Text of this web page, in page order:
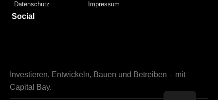
Datenschutz Impressum
Social
Investieren, Entwickeln, Bauen und Betreiben – mit
Capital Bay.